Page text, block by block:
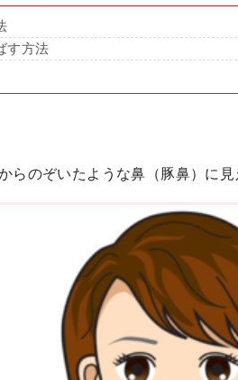
す方法
のぞいたような鼻（豚鼻）に見